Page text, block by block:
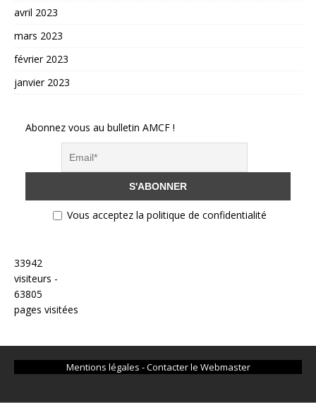
avril 2023
mars 2023
février 2023
janvier 2023
Abonnez vous au bulletin AMCF !
Vous acceptez la politique de confidentialité
33942
visiteurs -
63805
pages visitées
Mentions légales -Contacter le Webmaster